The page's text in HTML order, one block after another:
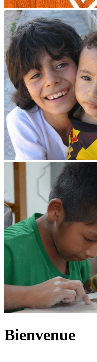
Bienvenue